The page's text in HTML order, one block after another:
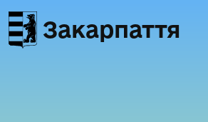
Закарпаття